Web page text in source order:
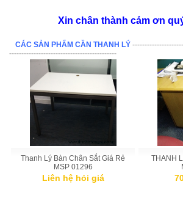
Xin chân thành cảm ơn
CÁC SẢN PHẨM CẦN THANH LÝ
--------------------------------------------
Thanh Lý Bàn Chân Sắt Giá Rẻ
MSP 01296
Liên hệ hỏi giá
THANH